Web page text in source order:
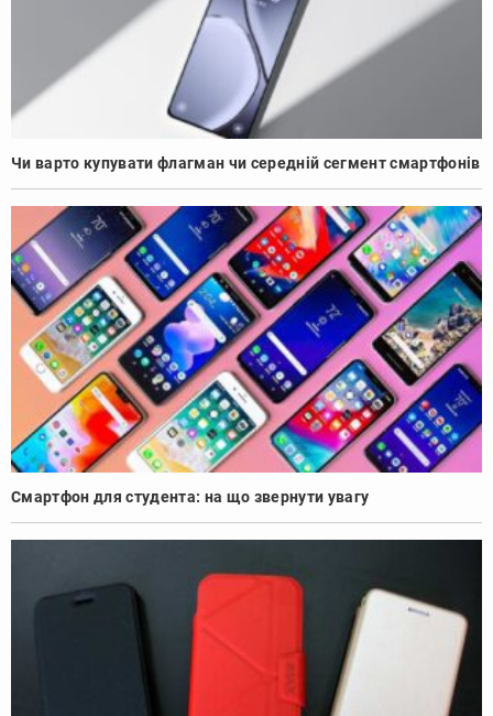
Чи варто купувати флагман чи середній сегмент смартфонів
Смартфон для студента: на що звернути увагу